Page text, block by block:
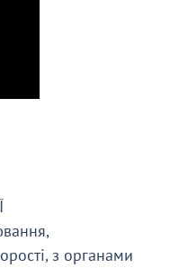
з органами